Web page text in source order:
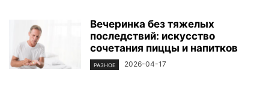
Вечеринка без тяжелых
последствий: искусство
сочетания пиццы и напитков
РАЗНОЕ 2026-04-17